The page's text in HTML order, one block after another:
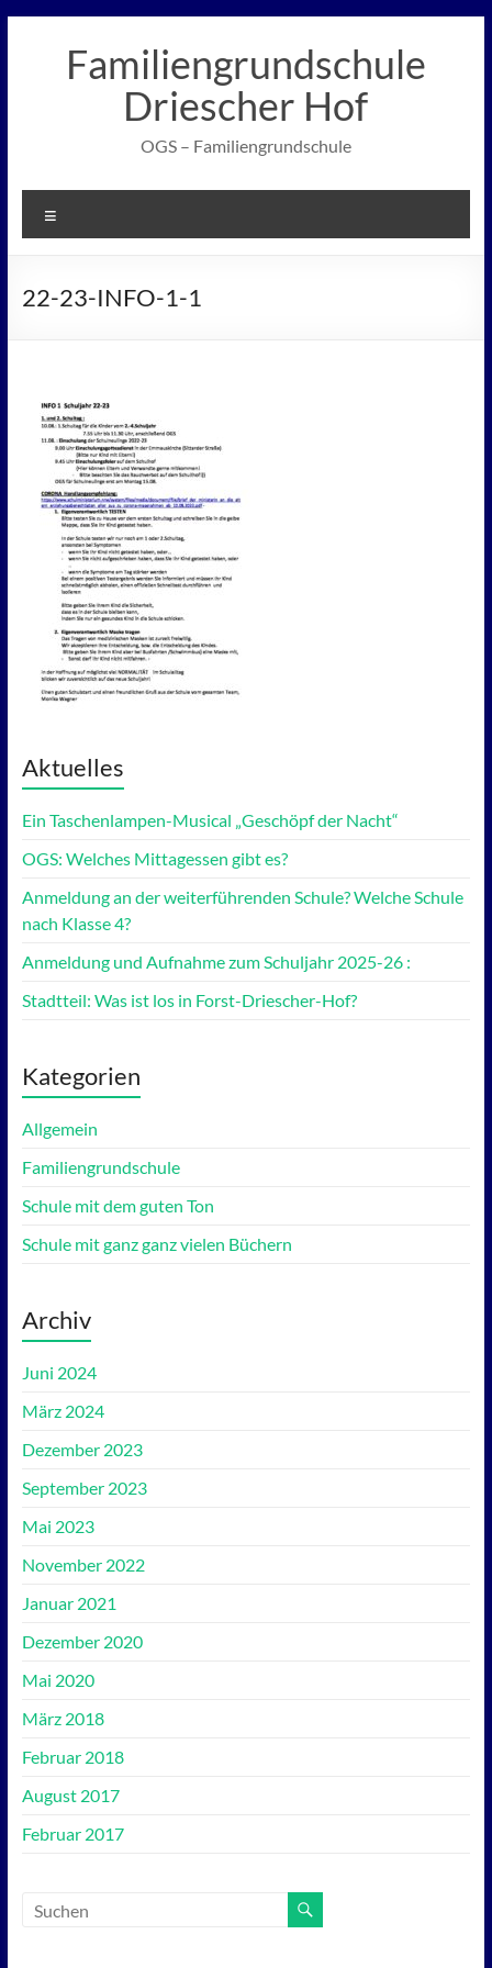
Familiengrundschule
Driescher Hof
OGS – Familiengrundschule
22-23-INFO-1-1
Aktuelles
Ein Taschenlampen-Musical „Geschöpf der Nacht“
OGS: Welches Mittagessen gibt es?
Anmeldung an der weiterführenden Schule? Welche Schule
nach Klasse 4?
Anmeldung und Aufnahme zum Schuljahr 2025-26 :
Stadtteil: Was ist los in Forst-Driescher-Hof?
Kategorien
Allgemein
Familiengrundschule
Schule mit dem guten Ton
Schule mit ganz ganz vielen Büchern
Archiv
Juni 2024
März 2024
Dezember 2023
September 2023
Mai 2023
November 2022
Januar 2021
Dezember 2020
Mai 2020
März 2018
Februar 2018
August 2017
Februar 2017